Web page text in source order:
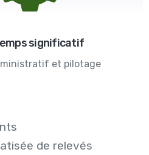
significatif
et pilotage
de relevés